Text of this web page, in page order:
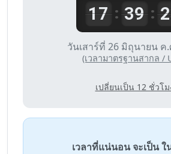
17: 39:
วันเสาร์ที่ 26 มิถุนายน ค
(เวลามาตรฐานสากล /
เปลี่ยนเป็น 12 ชั่วโม
เวลาที่แน่นอน จะเป็น ใ